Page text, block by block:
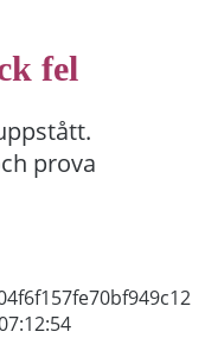
fel
prova